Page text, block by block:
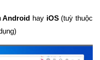
Android hayiOS(tuỳ thuộc